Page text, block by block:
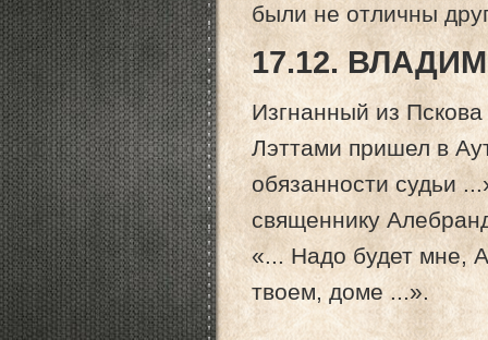
были не отличны
17.12.
Изгнанный из
Лэттами пришел в
обязанности судьи
священнику
«... Надо будет мне,
твоем, доме ...».